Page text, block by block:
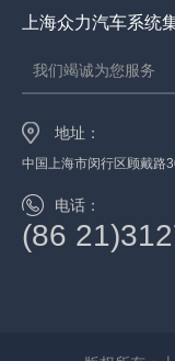
上海众力汽车系统
我们竭诚为您服务
地址：
中国上海市闵行区顾戴路
电话：
(86